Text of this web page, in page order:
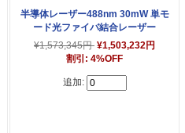
半導体レーザー488nm 30mW 単モ
ード光ファイバ結合レーザー
¥1,573,345円 ¥1,503,232円
割引: 4%OFF
追加: